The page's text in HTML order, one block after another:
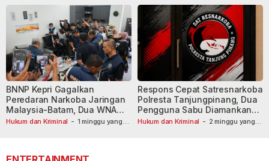
Hukum dan Kriminal - 1 minggu yang
BNNP Kepri Gagalkan
Peredaran Narkoba Jaringan
Malaysia-Batam, Dua WNA
Masih Diburu
Hukum dan Kriminal - 2 minggu yang
Respons Cepat Satresnarkoba
Polresta Tanjungpinang, Dua
Pengguna Sabu Diamankan
Usai Dilaporkan ke Call Center